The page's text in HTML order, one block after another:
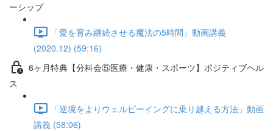
ーシップ
「愛を育み継続させる魔法の5時間」動画講義
(2020.12) (59:16)
6ヶ月特典【分科会⑤医療・健康・スポーツ】ポジティブヘル
ス
「逆境をよりウェルビーイングに乗り越える方法」動画
講義 (58:06)